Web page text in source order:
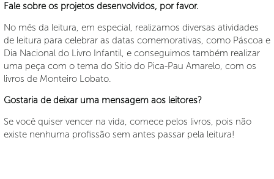
Fale sobre os projetos desenvolvidos, por favor.
No mês da leitura, em especial, realizamos diversas atividades
de leitura para celebrar as datas comemorativas, como Páscoa e
Dia Nacional do Livro Infantil, e conseguimos também realizar
uma peça com o tema do Sitio do Pica-Pau Amarelo, com os
livros de Monteiro Lobato.
Gostaria de deixar uma mensagem aos leitores?
Se você quiser vencer na vida, comece pelos livros, pois não
existe nenhuma profissão sem antes passar pela leitura!